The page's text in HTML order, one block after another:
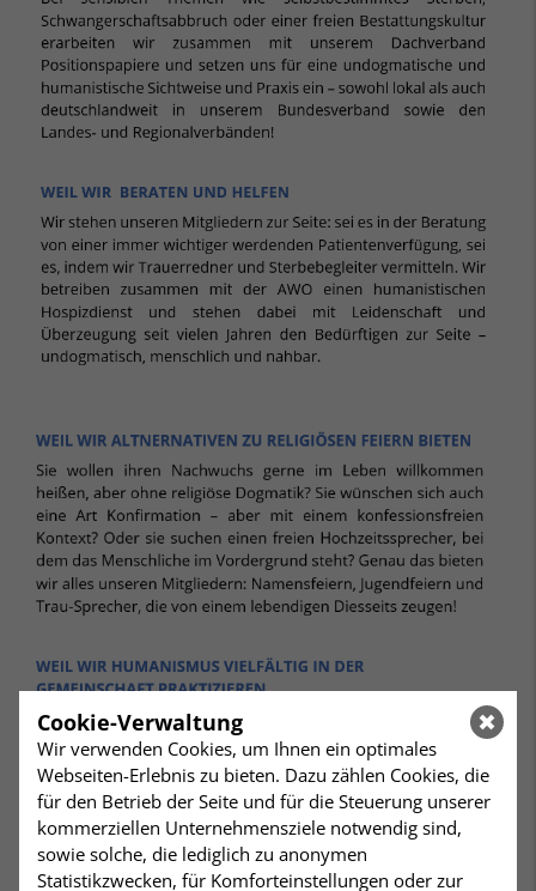
Cookie-Verwaltung
Wir verwenden Cookies, um Ihnen ein optimales
Webseiten-Erlebnis zu bieten. Dazu zählen Cookies, die
für den Betrieb der Seite und für die Steuerung unserer
kommerziellen Unternehmensziele notwendig sind,
sowie solche, die lediglich zu anonymen
Statistikzwecken, für Komforteinstellungen oder zur